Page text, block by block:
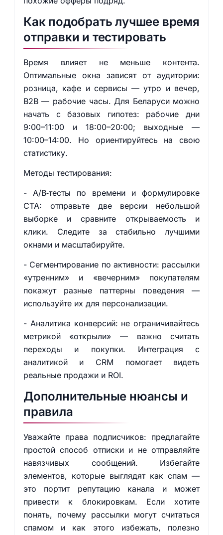
Как подобрать лучшее время
отправки и тестировать
Время влияет не меньше контента.
Оптимальные окна зависят от аудитории:
розница, кафе и сервисы — утро и вечер,
B2B — рабочие часы. Для Беларуси можно
начать с базовых гипотез: рабочие дни
9:00–11:00 и 18:00–20:00; выходные —
10:00–14:00. Но ориентируйтесь на свою
статистику.
Методы тестирования:
- A/B‑тесты по времени и формулировке
CTA: отправьте две версии небольшой
выборке и сравните открываемость и
клики. Следите за стабильно лучшими
окнами и масштабируйте.
- Сегментирование по активности: рассылки
«утренним» и «вечерним» покупателям
покажут разные паттерны поведения —
используйте их для персонализации.
- Аналитика конверсий: не ограничивайтесь
метрикой «открыли» — важно считать
переходы и покупки. Интеграция с
аналитикой и CRM помогает видеть
реальные продажи и ROI.
Дополнительные нюансы и
правила
Уважайте права подписчиков: предлагайте
простой способ отписки и не отправляйте
навязчивых сообщений. Избегайте
элементов, которые выглядят как спам —
это портит репутацию канала и может
привести к блокировкам. Если хотите
понять, почему рассылки могут считаться
спамом и как этого избежать, полезно